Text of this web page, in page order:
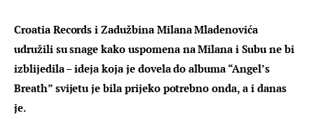
Croatia Records i Zadužbina Milana Mladenovića
udružili su snage kako uspomena na Milana i Subu ne bi
izblijedila – ideja koja je dovela do albuma “Angel’s
Breath” svijetu je bila prijeko potrebno onda, a i danas
je.